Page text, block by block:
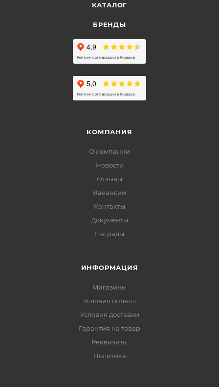
КАТАЛОГ
БРЕНДЫ
КОМПАНИЯ
О компании
Новости
Отзывы
Вакансии
Контакты
Документы
Награды
ИНФОРМАЦИЯ
Магазины
Условия оплаты
Условия доставки
Гарантия на товар
Реквизиты
Политика